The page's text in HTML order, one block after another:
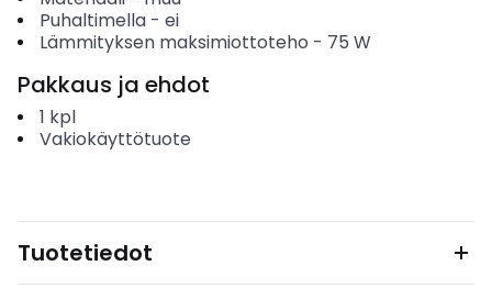
Puhaltimella- ei
Lämmityksen maksimiottoteho - 75 W
Pakkaus ja ehdot
1 kpl
Vakiokäyttötuote
Tuotetiedot